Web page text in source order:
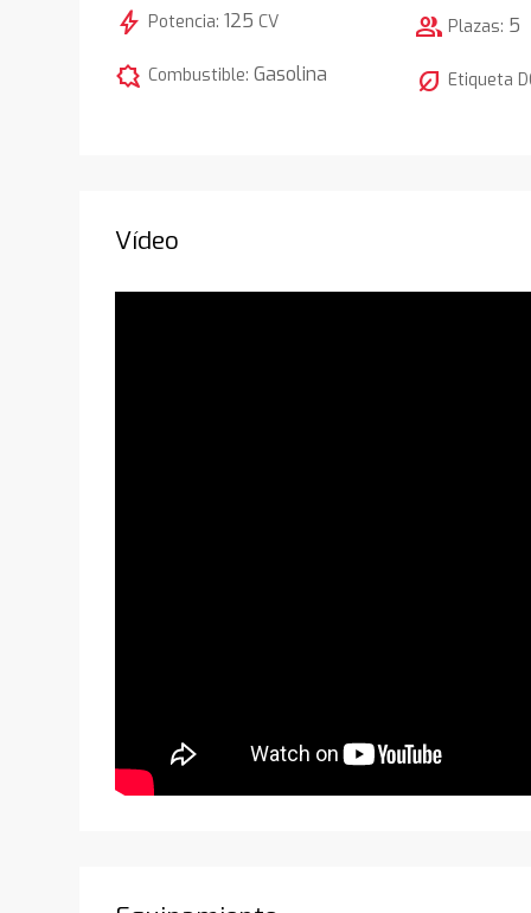
bolt Potencia:125 CV
comic_bubble Combustible:Gasolina
group Plazas: 5
nest_eco_leaf Etiqueta
Vídeo